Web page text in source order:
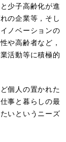
少子高齢化が進
の企業等，そし
ノベーションの
や高齢者など，
活動等に積極的
個人の置かれた
事と暮らしの最
いというニーズ